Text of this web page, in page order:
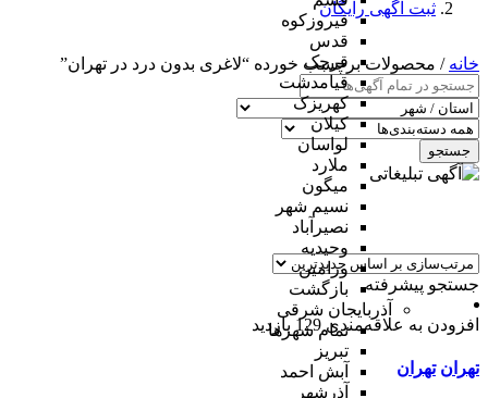
فیروزکوه
قدس
قرچک
قیامدشت
کهریزک
کیلان
لواسان
ملارد
میگون
نسیم شهر
نصیرآباد
وحیدیه
ورامین
بازگشت
آذربایجان شرقی
تمام شهر‌ها
تبریز
آبش احمد
آذرشهر
ثبت اگهی رایگان
خانه / محصولات برچسب خورده “لاغری بدون درد در تهران”
جستجو
جستجو پیشرفته
افزودن به علاقه‌مندی 129 بازدید
تهران تهران